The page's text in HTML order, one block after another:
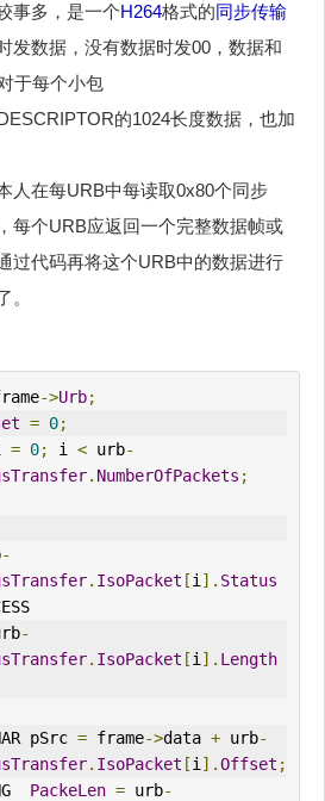
事多，是一个H264格式的同步传输
发数据，没有数据时发00，数据和
于每个小包
的1024长度数据，也加
人在每URB中每读取0x80个同步
每个URB应返回一个完整数据帧或
过代码再将这个URB中的数据进行
。
->Urb;
= 0;
= 0; i < urb-
. NumberOfPackets ;
-
. IsoPacket [i ]. Status
-
. IsoPacket [i ]. Length
PUCHAR pSrc
= frame->data + urb-
. IsoPacket [i ].Offset ;
PackeLen = urb-